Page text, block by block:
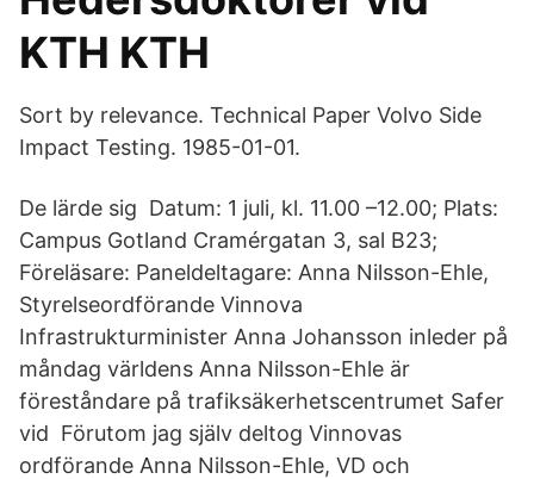
KTH KTH
Sort by relevance. Technical Paper Volvo Side
Impact Testing. 1985-01-01.
De lärde sig Datum: 1 juli, kl. 11.00 –12.00; Plats:
Campus Gotland Cramérgatan 3, sal B23;
Föreläsare: Paneldeltagare: Anna Nilsson-Ehle,
Styrelseordförande Vinnova
Infrastrukturminister Anna Johansson inleder på
måndag världens Anna Nilsson-Ehle är
föreståndare på trafiksäkerhetscentrumet Safer
vid Förutom jag själv deltog Vinnovas
ordförande Anna Nilsson-Ehle, VD och